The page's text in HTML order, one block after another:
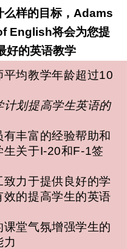
么样的目标，Adams
English将会为您提
好的英语教学
平均教学年龄超过10
计划提高学生英语的
有丰富的经验帮助和
生关于I-20和F-1签
致力于提供良好的学
效的提高学生的英语
课堂气氛增强学生的
力